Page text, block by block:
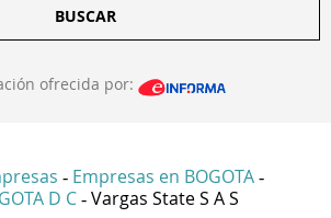
BUSCAR
ofrecida por:
- Empresas en BOGOTA -
D C - Vargas State S A S